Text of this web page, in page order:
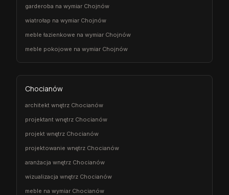
garderoba na wymiar Chojnów
wiatrołap na wymiar Chojnów
meble łazienkowe na wymiar Chojnów
meble pokojowe na wymiar Chojnów
Chocianów
architekt wnętrz Chocianów
projektant wnętrz Chocianów
projekt wnętrz Chocianów
projektowanie wnętrz Chocianów
aranżacja wnętrz Chocianów
wizualizacja wnętrz Chocianów
meble na wymiar Chocianów